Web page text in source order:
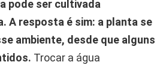
pode ser cultivada
A resposta é sim: a planta se
ambiente, desde que alguns
Trocar a água